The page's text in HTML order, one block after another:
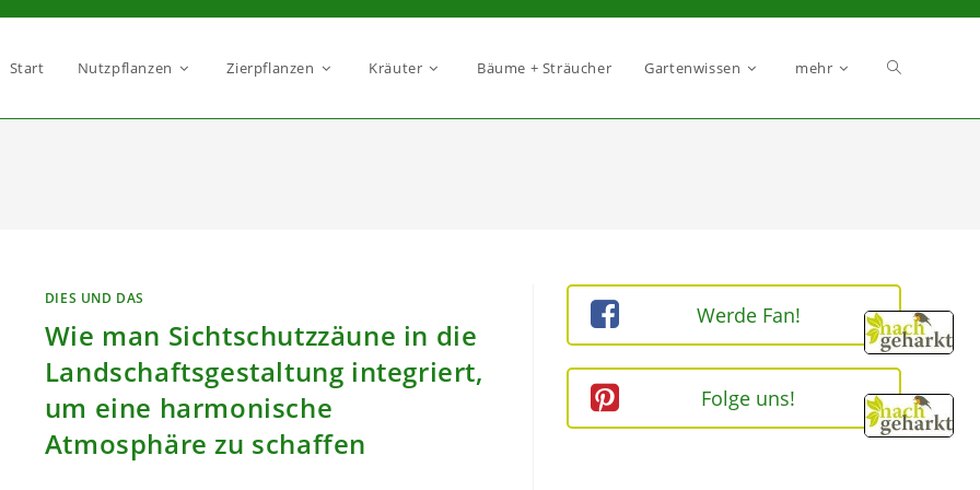
Start Nutzpflanzen Zierpflanzen Kräuter Bäume + Sträucher Gartenwissen mehr
DIES UND DAS
Wie man Sichtschutzzäune in die
Landschaftsgestaltung integriert,
um eine harmonische
Atmosphäre zu schaffen
Werde Fan!
Folge uns!